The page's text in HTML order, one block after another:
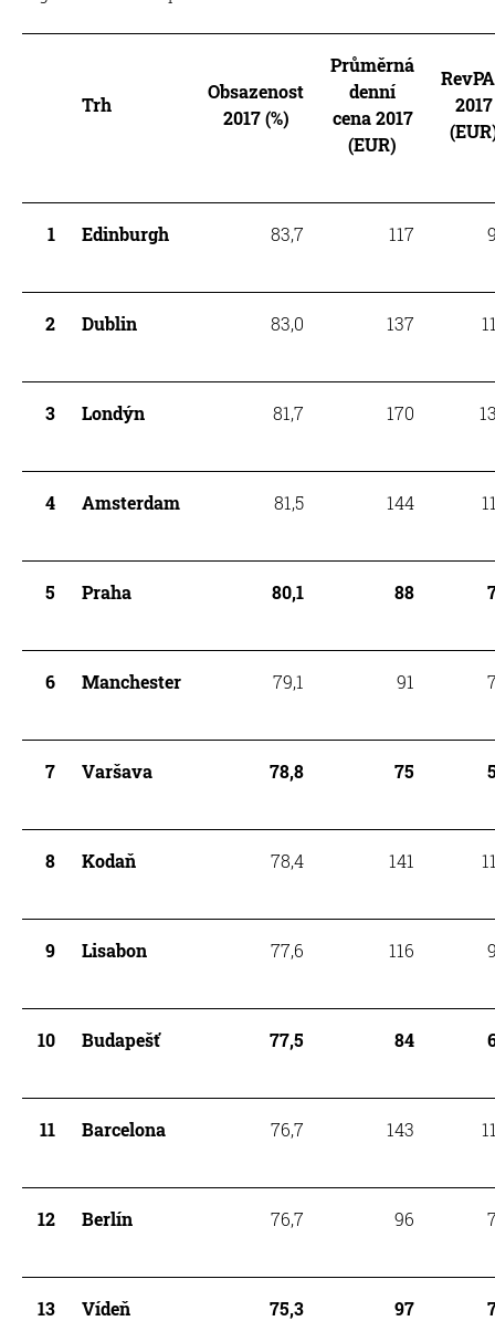
Trh
Obsazenost
2017 (%)
Průměrná
denní
cena 2017
(EUR)
2017
1 Edinburgh 83,7 117
2 Dublin 83,0 137
3 Londýn 81,7 170
4 Amsterdam 81,5 144
5 Praha 80,1 88
6 Manchester 79,1 91
7 Varšava 78,8 75
8 Kodaň 78,4 141
9 Lisabon 77,6 116
10 Budapešť 77,5 84
11 Barcelona 76,7 143
12 Berlín 76,7 96
13 Vídeň 75,3 97